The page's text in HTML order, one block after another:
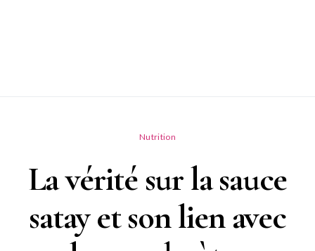
Nutrition
La vérité sur la sauce
satay et son lien avec